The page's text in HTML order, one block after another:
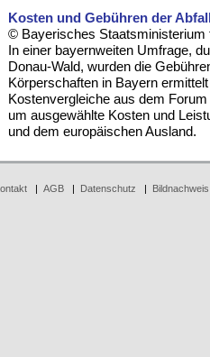
Kosten und Gebühren der
© Bayerisches Staatsministerium
In einer bayernweiten Umfrage,
Donau-Wald, wurden die
Körperschaften in Bayern
Kostenvergleiche aus dem
um ausgewählte Kosten und
und dem europäischen Ausland.
| AGB| Datenschutz Bildnachweis